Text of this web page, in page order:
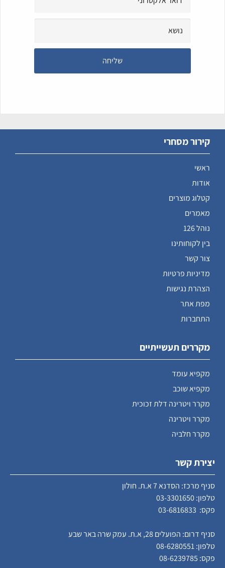
קירור מסחרי
ראשי
אודות
קטלוג מוצרים
מאמרים
נוהל 126
בין לקוחותינו
צור קשר
מדיניות פרטיות
הצהרת נגישות
מפת אתר
התחברות
מקררים תעשייתיים
מקפיא עומד
מקפיא שוכב
מקרר ויטרינה דלת זכוכית
מקרר ויטרינה
מקרר חלביה
יצירת קשר
סניף מרכז: הסדנא 7 א.ת. חולון
טלפון:03-3301650
פקס: 03-6816833
סניף דרום: הפועלים 28, א.ת. עמק שרה באר שבע
טלפון:08-6280551
פקס: 08-6239785